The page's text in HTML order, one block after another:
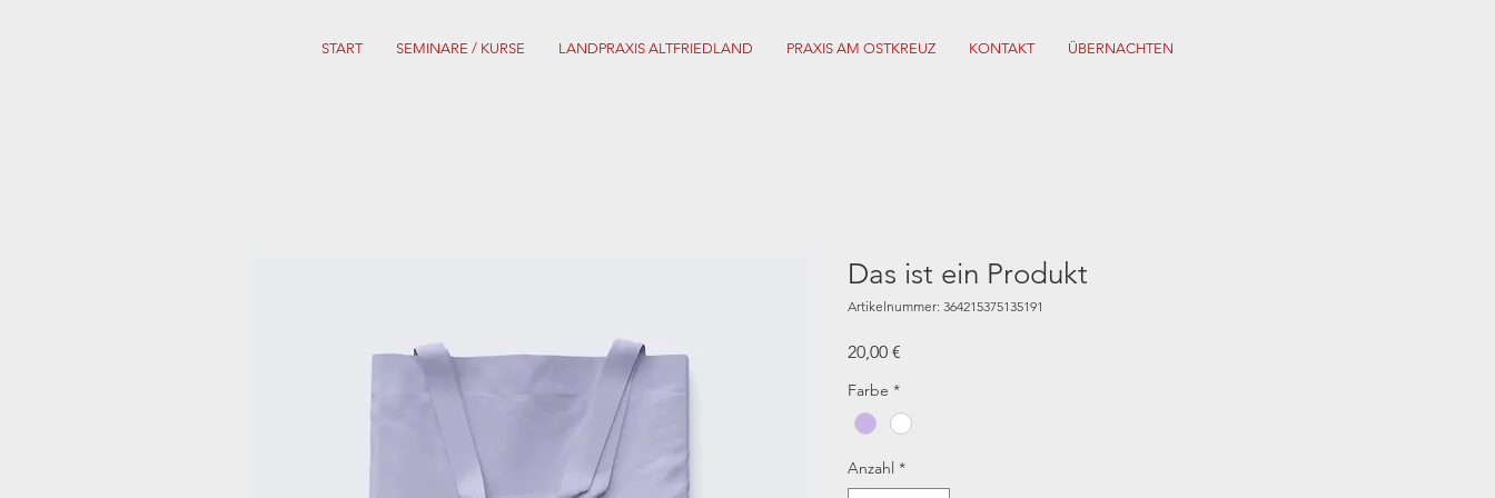
START SEMINARE / KURSE LANDPRAXIS ALTFRIEDLAND PRAXIS AM OSTKREUZ KONTAKT ÜBERNACHTEN
Das ist ein Produkt
Artikelnummer: 364215375135191
20,00 €
Farbe *
Anzahl *